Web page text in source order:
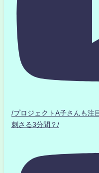
/プロジェクトA子さんも
刺さる3分間？/